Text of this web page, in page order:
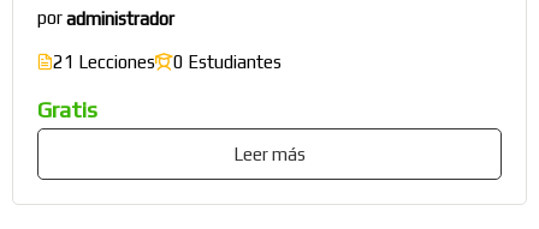
poradministrador
21 Lecciones 0 Estudiantes
Gratis
Leer más